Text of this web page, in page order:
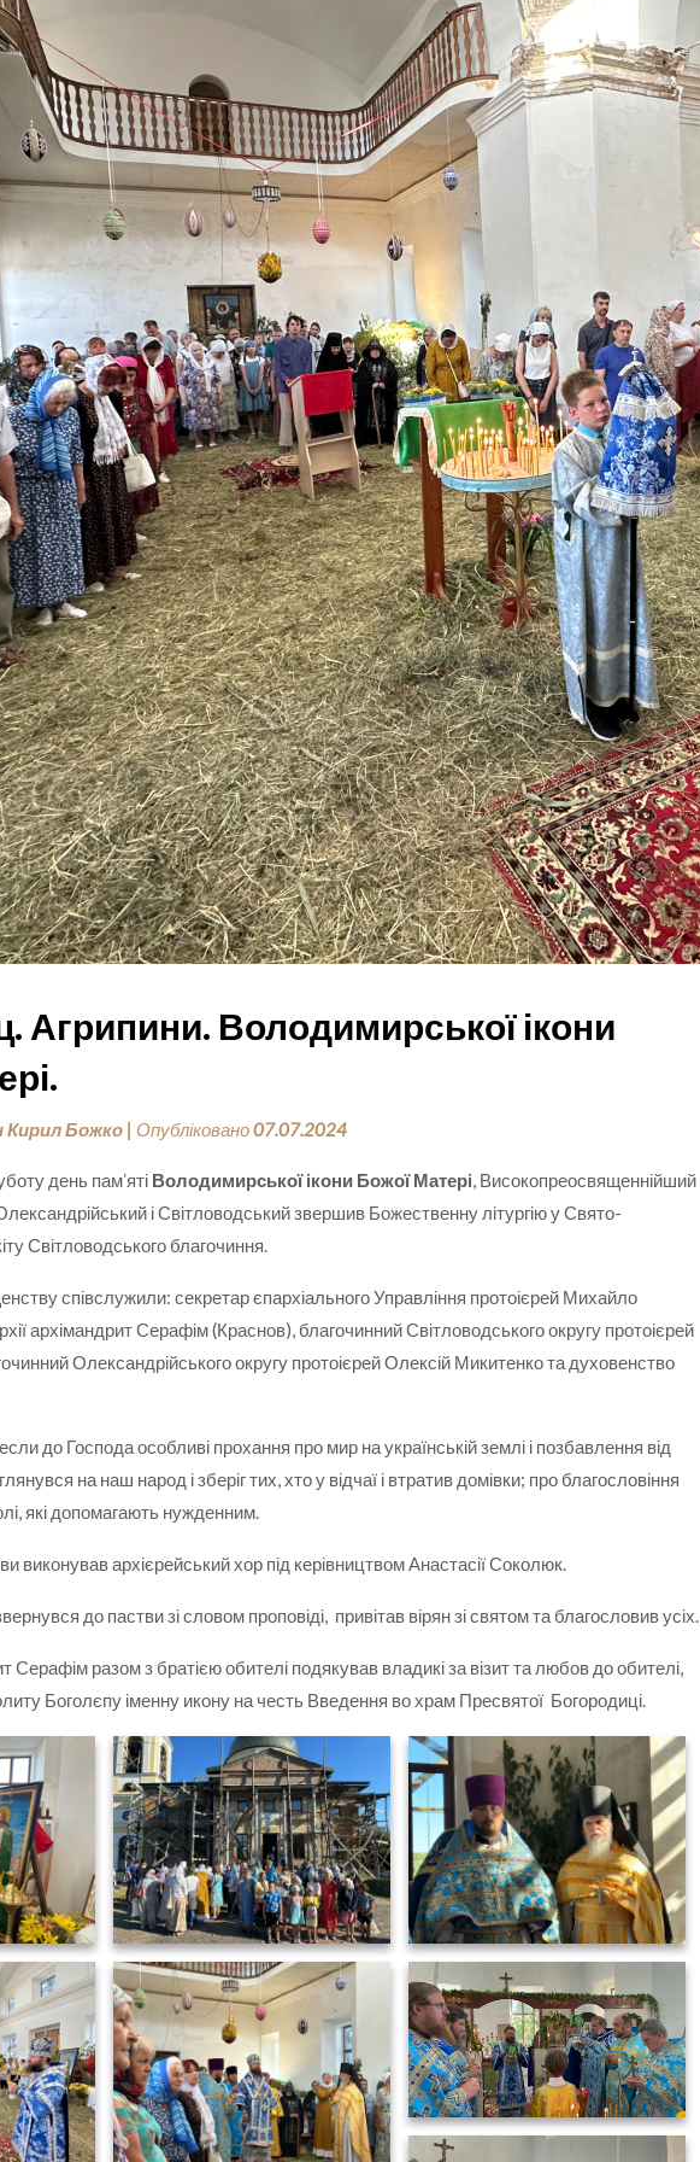
Агрипини. Володимирської ікони
Кирил Божко | Опубліковано07.07.2024
день памʼяті Володимирської ікони Божої Матері, Високопреосвященнійший
і Світловодський звершив Божественну літургію у Свято-
Світловодського благочиння.
співслужили: секретар єпархіального Управління протоієрей Михайло
архімандрит Серафім (Краснов), благочинний Світловодського округу протоієрей
Олександрійського округу протоієрей Олексій Микитенко та духовенство
до Господа особливі прохання про мир на українській землі і позбавлення від
на наш народ і зберіг тих, хто у відчаї і втратив домівки; про благословіння
які допомагають нужденним.
виконував архієрейський хор під керівництвом Анастасії Соколюк.
до пастви зі словом проповіді, привітав вірян зі святом та благословив усіх.
Серафім разом з братією обителі подякував владикі за візит та любов до обителі,
Боголєпу іменну икону на честь Введення во храм Пресвятої Богородиці.